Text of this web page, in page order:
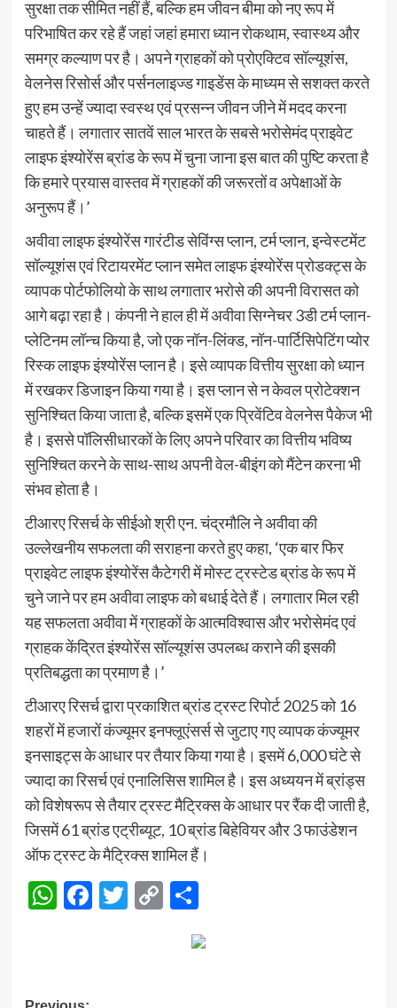
सुरक्षा तक सीमित नहीं हैं, बल्कि हम जीवन बीमा को नए रूप में
परिभाषित कर रहे हैं जहां जहां हमारा ध्यान रोकथाम, स्वास्थ्य और
समग्र कल्याण पर है। अपने ग्राहकों को प्रोएक्टिव सॉल्यूशंस,
वेलनेस रिसोर्स और पर्सनलाइज्ड गाइडेंस के माध्यम से सशक्त करते
हुए हम उन्हें ज्यादा स्वस्थ एवं प्रसन्न जीवन जीने में मदद करना
चाहते हैं। लगातार सातवें साल भारत के सबसे भरोसेमंद प्राइवेट
लाइफ इंश्योरेंस ब्रांड के रूप में चुना जाना इस बात की पुष्टि करता है
कि हमारे प्रयास वास्तव में ग्राहकों की जरूरतों व अपेक्षाओं के
अनुरूप हैं।’
अवीवा लाइफ इंश्योरेंस गारंटीड सेविंग्स प्लान, टर्म प्लान, इन्वेस्टमेंट
सॉल्यूशंस एवं रिटायरमेंट प्लान समेत लाइफ इंश्योरेंस प्रोडक्ट्स के
व्यापक पोर्टफोलियो के साथ लगातार भरोसे की अपनी विरासत को
आगे बढ़ा रहा है। कंपनी ने हाल ही में अवीवा सिग्नेचर 3डी टर्म प्लान-
प्लेटिनम लॉन्च किया है, जो एक नॉन-लिंक्ड, नॉन-पार्टिसिपेटिंग प्योर
रिस्क लाइफ इंश्योरेंस प्लान है। इसे व्यापक वित्तीय सुरक्षा को ध्यान
में रखकर डिजाइन किया गया है। इस प्लान से न केवल प्रोटेक्शन
सुनिश्चित किया जाता है, बल्कि इसमें एक प्रिवेंटिव वेलनेस पैकेज भी
है। इससे पॉलिसीधारकों के लिए अपने परिवार का वित्तीय भविष्य
सुनिश्चित करने के साथ-साथ अपनी वेल-बीइंग को मैंटेन करना भी
संभव होता है।
टीआरए रिसर्च के सीईओ श्री एन. चंद्रमौलि ने अवीवा की
उल्लेखनीय सफलता की सराहना करते हुए कहा, ‘एक बार फिर
प्राइवेट लाइफ इंश्योरेंस कैटेगरी में मोस्ट ट्रस्टेड ब्रांड के रूप में
चुने जाने पर हम अवीवा लाइफ को बधाई देते हैं। लगातार मिल रही
यह सफलता अवीवा में ग्राहकों के आत्मविश्वास और भरोसेमंद एवं
ग्राहक केंद्रित इंश्योरेंस सॉल्यूशंस उपलब्ध कराने की इसकी
प्रतिबद्धता का प्रमाण है।’
टीआरए रिसर्च द्वारा प्रकाशित ब्रांड ट्रस्ट रिपोर्ट 2025 को 16
शहरों में हजारों कंज्यूमर इनफ्लूएंसर्स से जुटाए गए व्यापक कंज्यूमर
इनसाइट्स के आधार पर तैयार किया गया है। इसमें 6,000 घंटे से
ज्यादा का रिसर्च एवं एनालिसिस शामिल है। इस अध्ययन में ब्रांड्स
को विशेषरूप से तैयार ट्रस्ट मैट्रिक्स के आधार पर रैंक दी जाती है,
जिसमें 61 ब्रांड एट्रीब्यूट, 10 ब्रांड बिहेवियर और 3 फाउंडेशन
ऑफ ट्रस्ट के मैट्रिक्स शामिल हैं।
WhatsApp
Facebook
Twitter
CopyShare